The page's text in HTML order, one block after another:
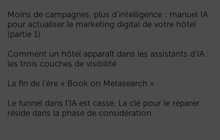
Moins de campagnes, plus d’intelligence : manuel IA
pour actualiser le marketing digital de votre hôtel
(partie 1)
Comment un hôtel apparaît dans les assistants d’IA :
les trois couches de visibilité
La fin de l’ère « Book on Metasearch »
Le funnel dans l’IA est cassé. La clé pour le réparer
réside dans la phase de considération